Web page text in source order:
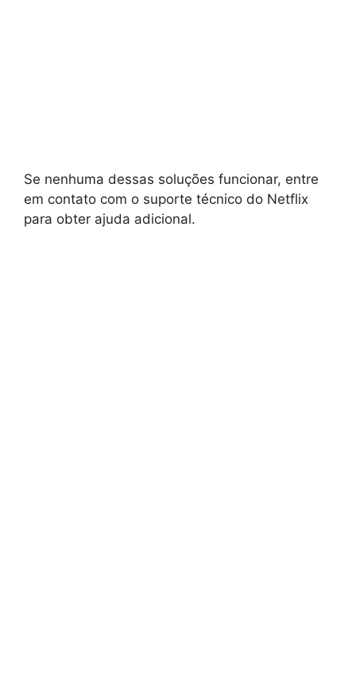
Se nenhuma dessas soluções funcionar, entre
em contato com o suporte técnico do Netflix
para obter ajuda adicional.